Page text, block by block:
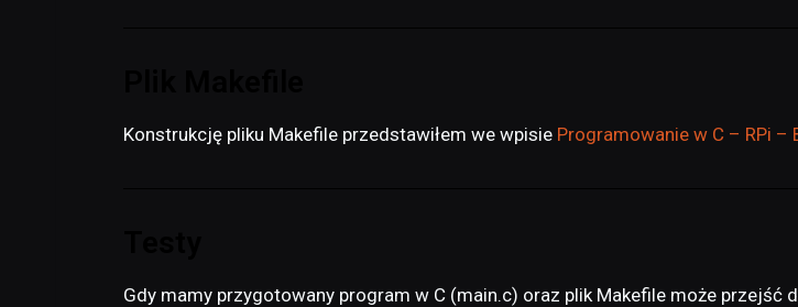
Konstrukcję pliku Makefile przedstawiłem we wpisie Programowanie w C – RPi –
Gdy mamy przygotowany program w C (main.c) oraz plik Makefile może przejść